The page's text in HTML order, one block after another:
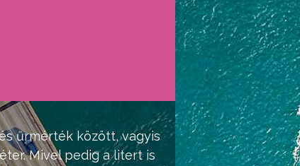
űrmérték között, vagyis
Mivel pedig a litert is